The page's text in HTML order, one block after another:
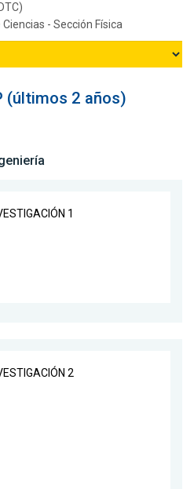
- Sección Física
(últimos 2 años)
1
2